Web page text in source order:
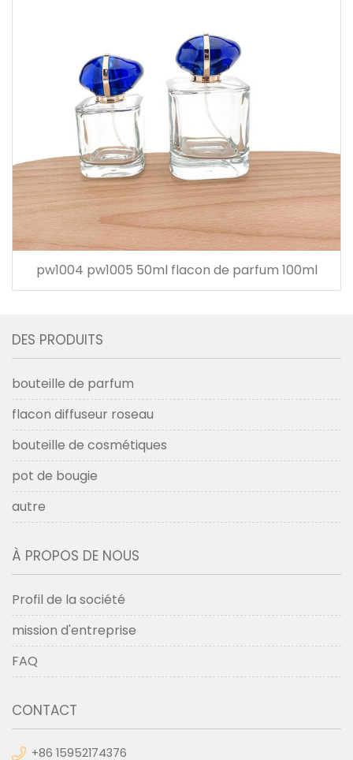
pw1004 pw1005 50ml flacon de parfum 100ml
DES PRODUITS
bouteille de parfum
flacon diffuseur roseau
bouteille de cosmétiques
pot de bougie
autre
À PROPOS DE NOUS
Profil de la société
mission d'entreprise
FAQ
CONTACT
+86 15952174376